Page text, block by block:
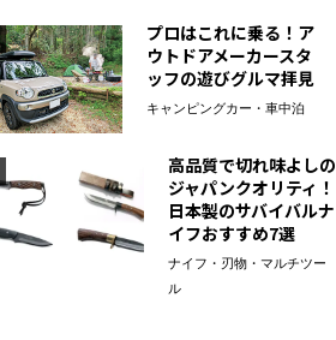
プロはこれに乗る！ア
ウトドアメーカースタ
ッフの遊びグルマ拝見
キャンピングカー・車中泊
高品質で切れ味よしの
ジャパンクオリティ！
日本製のサバイバルナ
イフおすすめ7選
ナイフ・刃物・マルチツー
ル